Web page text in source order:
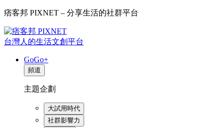
痞客邦 PIXNET – 分享生活的社群平台
台灣人的生活文創平台
GoGo+
頻道
主題企劃
大試用時代
社群影響力